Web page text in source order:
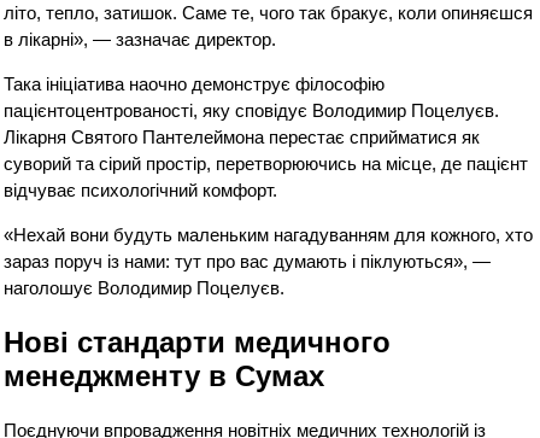
літо, тепло, затишок. Саме те, чого так бракує, коли опиняєшся
в лікарні», — зазначає директор.
Така ініціатива наочно демонструє філософію
пацієнтоцентрованості, яку сповідує Володимир Поцелуєв.
Лікарня Святого Пантелеймона перестає сприйматися як
суворий та сірий простір, перетворюючись на місце, де пацієнт
відчуває психологічний комфорт.
«Нехай вони будуть маленьким нагадуванням для кожного, хто
зараз поруч із нами: тут про вас думають і піклуються», —
наголошує Володимир Поцелуєв.
Нові стандарти медичного
менеджменту в Сумах
Поєднуючи впровадження новітніх медичних технологій із